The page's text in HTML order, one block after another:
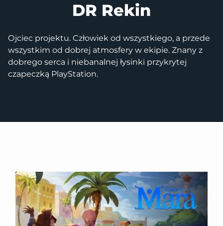
DR Rekin
Ojciec projektu. Człowiek od wszystkiego, a przede
wszystkim od dobrej atmosfery w ekipie. Znany z
dobrego serca i niebanalnej łysinki przykrytej
czapeczką PlayStation.